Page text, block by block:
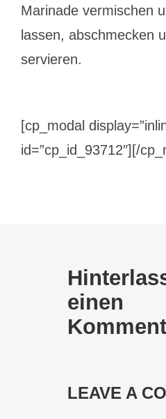
Marinade vermischen
lassen, abschmecken
servieren.
[cp_modal
id=”cp_id_93712″][/
einen
LEAVE A